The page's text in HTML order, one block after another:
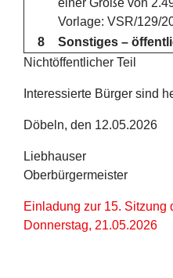
einer Größe von
Vorlage: VSR/129/
8
Sonstiges –
Nichtöffentlicher Teil
Interessierte Bürger sind
Döbeln, den 12.05.2026
Liebhauser
Oberbürgermeister
Einladung zur 15. Sitzung
Donnerstag, 21.05.2026